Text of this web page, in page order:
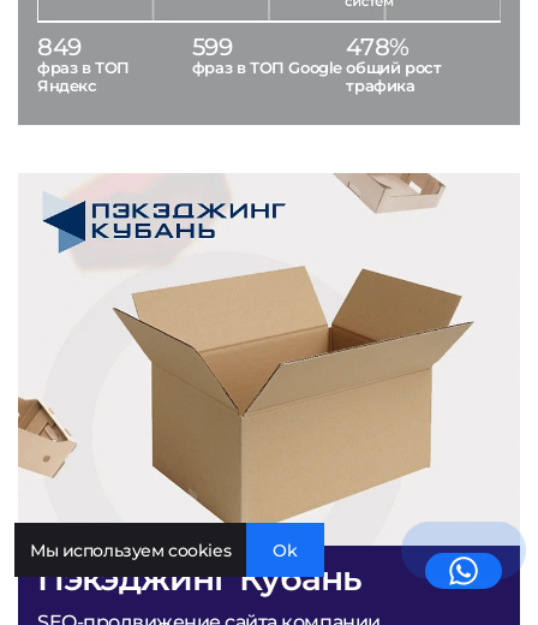
Пэкэджинг Кубань
849
фраз в ТОП
Яндекс
599
фраз в ТОП Google
478%
общий рост
трафика
Мы используем cookies Ok